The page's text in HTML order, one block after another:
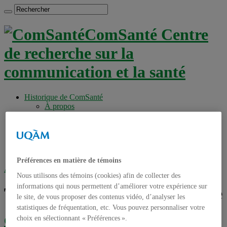
ComSanté Centre
de recherche sur la
communication et la santé
Historique de ComSanté
À propos
Chercheurs réguliers
Accueil
Tag archives :cyberpsychologie
Conférence sur la cyberpsychologie et la
Préférences en matière de témoins
Nous utilisons des témoins (cookies) afin de collecter des
informations qui nous permettent d’améliorer votre expérience sur
le site, de vous proposer des contenus vidéo, d’analyser les
statistiques de fréquentation, etc. Vous pouvez personnaliser votre
choix en sélectionnant « Préférences ».